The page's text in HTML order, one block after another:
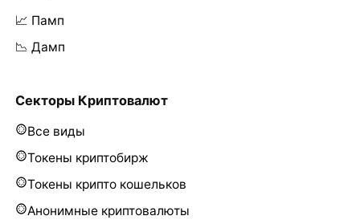
📈 Памп
📉 Дамп
Секторы Криптовалют
Все виды
Токены криптобирж
Токены крипто кошельков
Анонимные криптовалюты